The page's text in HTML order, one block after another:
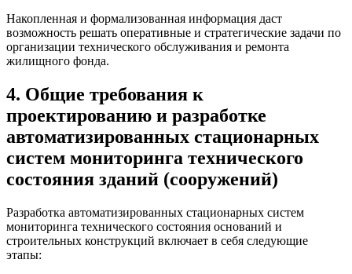
Накопленная и формализованная информация даст
возможность решать оперативные и стратегические задачи по
организации технического обслуживания и ремонта
жилищного фонда.
4. Общие требования к
проектированию и разработке
автоматизированных стационарных
систем мониторинга технического
состояния зданий (сооружений)
Разработка автоматизированных стационарных систем
мониторинга технического состояния оснований и
строительных конструкций включает в себя следующие
этапы: